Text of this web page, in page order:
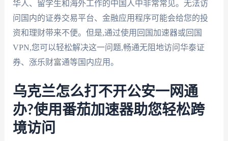
华人、留学生和海外工作的中国人中非常常见。无法访
问国内的证券交易平台、金融应用程序可能会给您的投
资和理财带来不便。但是,通过使用回国加速器或回国
VPN,您可以轻松解决这一问题,畅通无阻地访问华泰证
券、涨乐财富通等国内应用。
乌克兰怎么打不开公安一网通
办?使用番茄加速器助您轻松跨
境访问